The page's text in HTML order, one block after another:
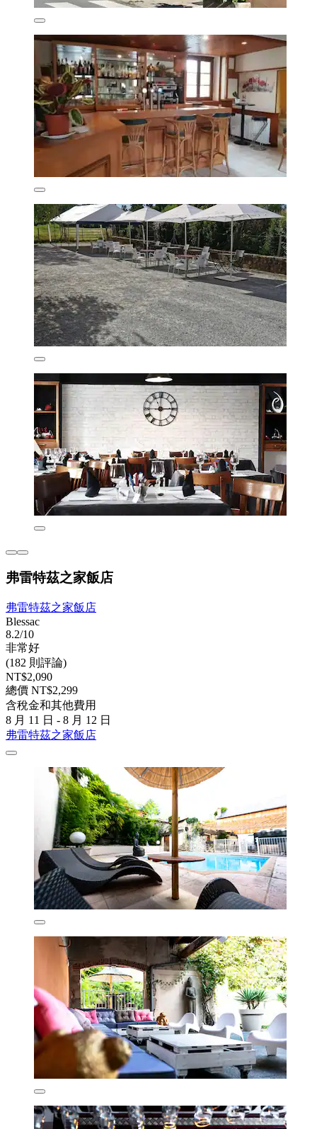
弗雷特茲之家飯店
弗雷特茲之家飯店
Blessac
8.2/10
非常好
(182 則評論)
NT$2,090
總價 NT$2,299
含稅金和其他費用
8 月 11 日 - 8 月 12 日
弗雷特茲之家飯店